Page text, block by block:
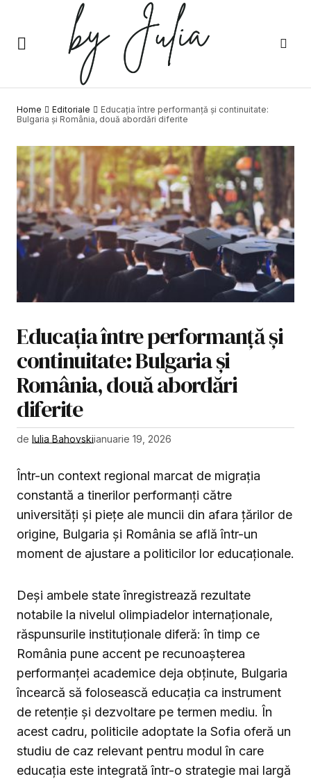
Home Editoriale
Educația între performanță și continuitate:
Bulgaria și România, două abordări diferite
Educația între performanță și
continuitate: Bulgaria și
România, două abordări
diferite
de Iulia Bahovskiianuarie 19, 2026
Într-un context regional marcat de migrația
constantă a tinerilor performanți către
universități și piețe ale muncii din afara țărilor de
origine, Bulgaria și România se află într-un
moment de ajustare a politicilor lor educaționale.
Deși ambele state înregistrează rezultate
notabile la nivelul olimpiadelor internaționale,
răspunsurile instituționale diferă: în timp ce
România pune accent pe recunoașterea
performanței academice deja obținute, Bulgaria
încearcă să folosească educația ca instrument
de retenție și dezvoltare pe termen mediu. În
acest cadru, politicile adoptate la Sofia oferă un
studiu de caz relevant pentru modul în care
educația este integrată într-o strategie mai largă